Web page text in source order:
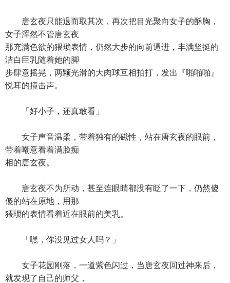
唐玄夜只能退而取其次，再次把目光聚向女子的酥胸，
女子浑然不管唐玄夜
那充满色欲的猥琐表情，仍然大步的向前逼进，丰满坚挺的
洁白巨乳随着她的脚
步肆意摇晃，两颗光滑的大肉球互相拍打，发出『啪啪啪』
悦耳的撞击声。
「好小子，还真敢看」
女子声音温柔，带着独有的磁性，站在唐玄夜的眼前，
带着嘲意看着满脸痴
相的唐玄夜。
唐玄夜不为所动，甚至连眼睛都没有眨了一下，仍然傻
傻的站在原地，用那
猥琐的表情看着近在眼前的美乳。
「嘿，你没见过女人吗？」
女子花园刚落，一道紫色闪过，当唐玄夜回过神来后，
就发现了自己的师父，